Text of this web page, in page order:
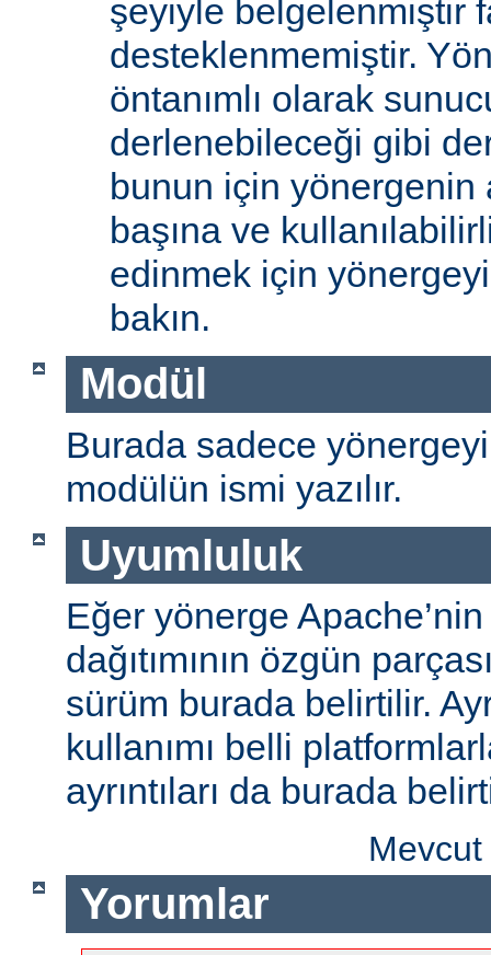
şeyiyle belgelenmiştir
desteklenmemiştir.
öntanımlı olarak
derlenebileceği gibi
bunun için yönergenin
başına ve
edinmek için
bakın.
Modül
Burada sadece
modülün ismi yazılır.
Uyumluluk
Eğer yönerge
dağıtımının özgün
sürüm burada belirtilir.
kullanımı belli
ayrıntıları da burada
Yorumlar